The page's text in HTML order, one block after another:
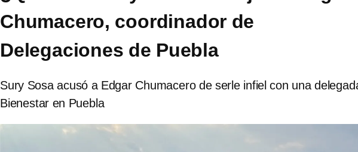
Chumacero, coordinador de
Delegaciones de Puebla
Sury Sosa acusó a Edgar Chumacero de serle infiel con una
Bienestar en Puebla